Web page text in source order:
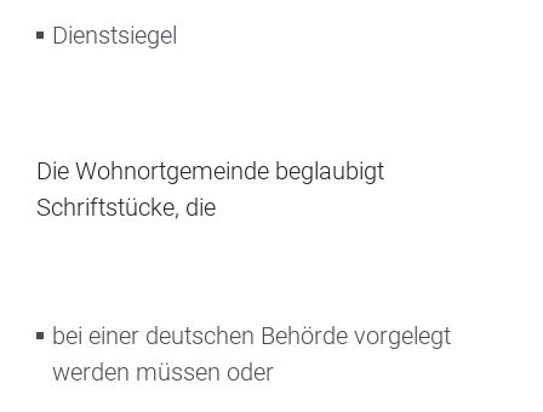
Dienstsiegel
Die Wohnortgemeinde beglaubigt
Schriftstücke, die
bei einer deutschen Behörde vorgelegt
werden müssen oder